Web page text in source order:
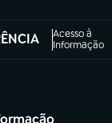
Acesso à
Informação
aba)